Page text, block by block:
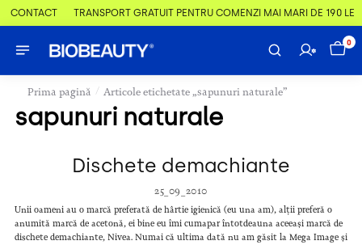
CONTACT TRANSPORT GRATUIT PENTRU COMENZI MAI MARI DE 190 LEI
0
Prima pagină / Articole etichetate „sapunuri naturale”
sapunuri naturale
Dischete demachiante
25_09_2010
Unii oameni au o marcă preferată de hârtie igienică (eu una am), alții preferă o
anumită marcă de acetonă, ei bine eu îmi cumapar întotdeauna aceeași marcă de
dischete demachiante, Nivea. Numai că ultima dată nu am găsit la Mega Image și